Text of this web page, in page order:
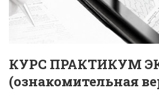
КУРС ПРАКТИКУМ
(ознакомительная